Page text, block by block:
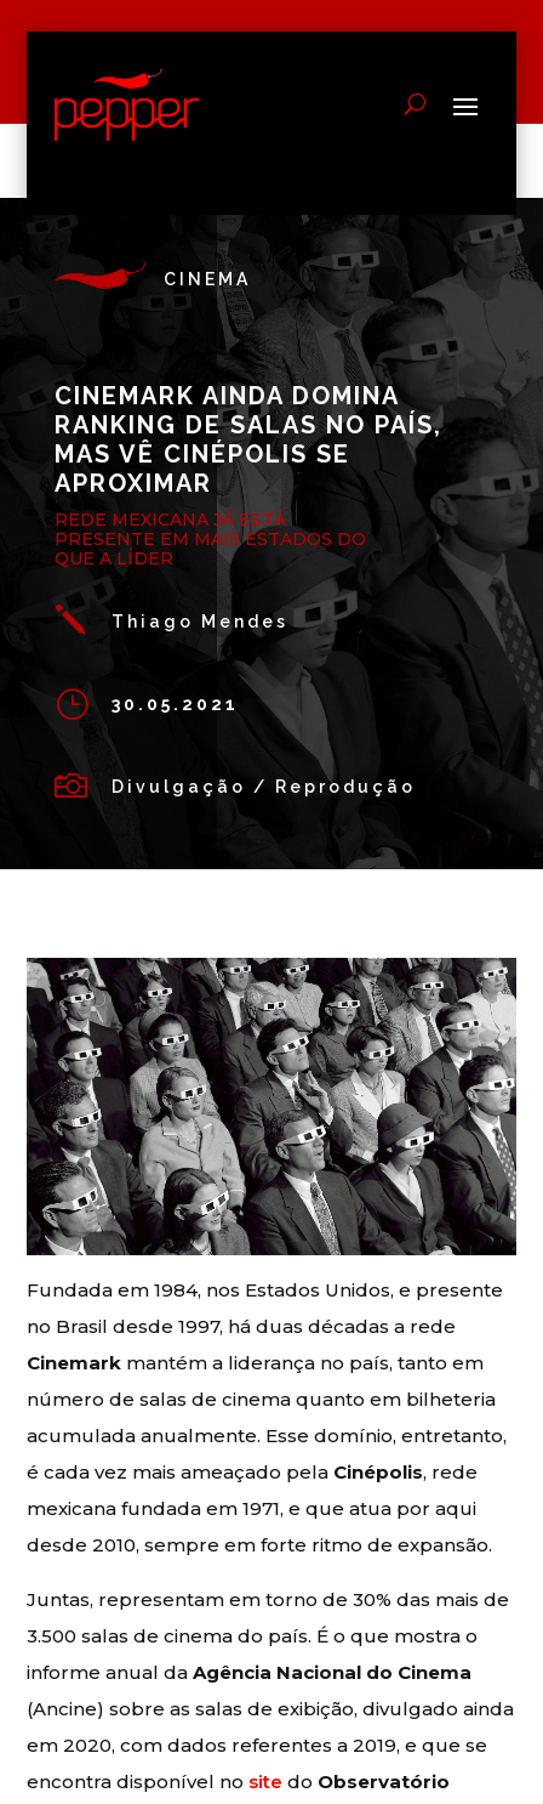
CINEMA
CINEMARK AINDA DOMINA
RANKING DE SALAS NO PAÍS,
MAS VÊ CINÉPOLIS SE
APROXIMAR
REDE MEXICANA JÁ ESTÁ
PRESENTE EM MAIS ESTADOS DO
QUE A LÍDER
j Thiago Mendes
} 30.05.2021
 Divulgação / Reprodução
Fundada em 1984, nos Estados Unidos, e presente
no Brasil desde 1997, há duas décadas a rede
Cinemark mantém a liderança no país, tanto em
número de salas de cinema quanto em bilheteria
acumulada anualmente. Esse domínio, entretanto,
é cada vez mais ameaçado pela Cinépolis, rede
mexicana fundada em 1971, e que atua por aqui
desde 2010, sempre em forte ritmo de expansão.
Juntas, representam em torno de 30% das mais de
3.500 salas de cinema do país. É o que mostra o
informe anual daAgência Nacional do Cinema
(Ancine) sobre as salas de exibição, divulgado ainda
em 2020, com dados referentes a 2019, e que se
encontra disponível no site do Observatório